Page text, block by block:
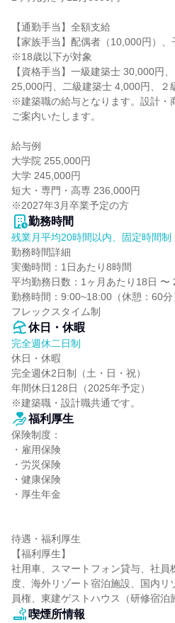
【通勤手当】全額支給
【家族手当】配偶者（10,000円）
※18歳以下が対象
【資格手当】一級建築士 30,000円
25,000円、二級建築士 4,000円、２
※建築職の給与となります。設計・
ご案内いたします。
給与例
大学院 255,000円
大学 245,000円
短大・専門・高専 236,000円
※2027年3月卒業予定の方
勤務時間
残業月平均20時間以内、固定時間制
勤務時間詳細
実働時間：1日あたり8時間
平均勤務日数：1ヶ月あたり18日 〜
勤務時間：9:00~18:00（休憩：60分
フレックスタイム制
休日・休暇
完全週休二日制
休日・休暇
完全週休2日制（土・日・祝）
年間休日128日（2025年予定）
※建築職・設計職共通です。
福利厚生
保険制度：
・雇用保険
・労災保険
・健康保険
・厚生年金
待遇・福利厚生
【福利厚生】
社用車、スマートフォン貸与、社員
度、海外リゾート宿泊施設、国内
員権、東建ゲストハウス（研修宿泊
喫煙所情報